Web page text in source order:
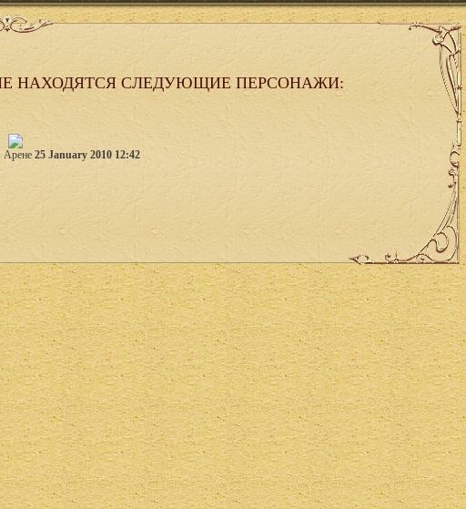
НАХОДЯТСЯ СЛЕДУЮЩИЕ ПЕРСОНАЖИ:
Арене 25 January 2010 12:42